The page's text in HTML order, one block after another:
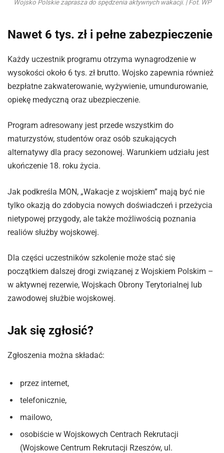
Wojsko Polskie zaprasza do spędzenia aktywnych wakacji. | Fot. WP
Nawet 6 tys. zł i pełne zabezpieczenie
Każdy uczestnik programu otrzyma wynagrodzenie w
wysokości około 6 tys. zł brutto. Wojsko zapewnia również
bezpłatne zakwaterowanie, wyżywienie, umundurowanie,
opiekę medyczną oraz ubezpieczenie.
Program adresowany jest przede wszystkim do
maturzystów, studentów oraz osób szukających
alternatywy dla pracy sezonowej. Warunkiem udziału jest
ukończenie 18. roku życia.
Jak podkreśla MON, „Wakacje z wojskiem” mają być nie
tylko okazją do zdobycia nowych doświadczeń i przeżycia
nietypowej przygody, ale także możliwością poznania
realiów służby wojskowej.
Dla części uczestników szkolenie może stać się
początkiem dalszej drogi związanej z Wojskiem Polskim –
w aktywnej rezerwie, Wojskach Obrony Terytorialnej lub
zawodowej służbie wojskowej.
Jak się zgłosić?
Zgłoszenia można składać:
przez internet,
telefonicznie,
mailowo,
osobiście w Wojskowych Centrach Rekrutacji
(Wojskowe Centrum Rekrutacji Rzeszów, ul.